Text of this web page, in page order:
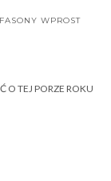
WPROST
O TEJ PORZE ROKU